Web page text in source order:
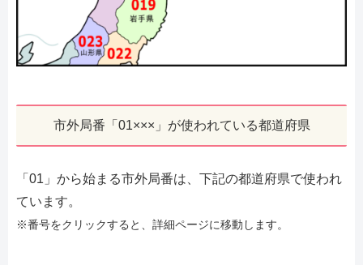
市外局番「01×××」が使われている都道府県
「01」から始まる市外局番は、下記の都道府県で使われ
ています。
※番号をクリックすると、詳細ページに移動します。